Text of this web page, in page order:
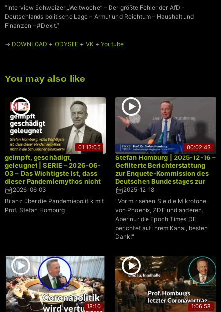
“Interview Schweizer „Weltwoche” – Der größte Fehler der AfD –
Deutschlands politische Lage – Armut und Reichtum – Haushalt und
Finanzen – #Dexit.”
→ DOWNLOAD + ODYSEE + VK+Youtube
You may also like
01:13:05
geimpft, geschädigt,
geleugnet | SERIE – 2026-06-
03 – Das Wichtigste ist, dass
dieser Pandemiemythos nicht
in die Schulbücher einsickert –
Prof. Stefan Homburg
2026-06-03
Bilanz über die Pandemiepolitik mit
Prof. Stefan Homburg
00:02:43
Stefan Homburg | 2025-12-16 –
Gefilterte Berichterstattung
zur Enquete-Kommission des
Deutschen Bundestages zur
Corona-Pandemie
2025-12-18
"Vor mir sehen Sie die Mikrofone
von Phoenix, ZDF und anderen.
Aber nur die Epoch Times DE
berichtet auf ihrem Kanal, besten
Dank!"
18:10 1:06:58